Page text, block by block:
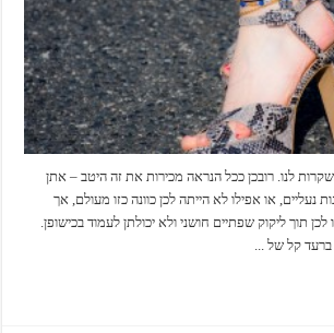
לנו. רובכן ככל הנראה מכירות את זה היטב – אתן
נעליים, או אפילו לא הייתה לכן כוונה כזו מעולם, אך
לכן תוך ליקוק שפתיים חושני ולא יכולתן לעמוד בכישופן.
ברעד קל של ...